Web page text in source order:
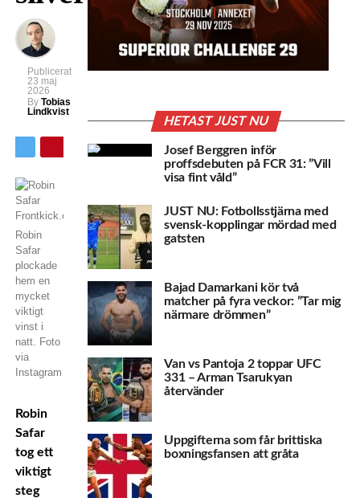
Publicerat
23 maj
2026
By Tobias
Lindkvist
Robin
Safar
plockade
hem en
mycket
viktigt
vinst i
natt. Foto
via
Instagram
Robin
Safar
tog ett
viktigt
steg
HETAST JUST NU
Josef Berggren inför
proffsdebuten på FCR 31: ”Vill
visa fint våld”
JUST NU: Fotbollsstjärna med
svensk-kopplingar mördad med
gatsten
Bajad Damarkani kör två
matcher på fyra veckor: ”Tar mig
närmare drömmen”
Van vs Pantoja 2 toppar UFC
331 – Arman Tsarukyan
återvänder
Uppgifterna som får brittiska
boxningsfansen att gråta